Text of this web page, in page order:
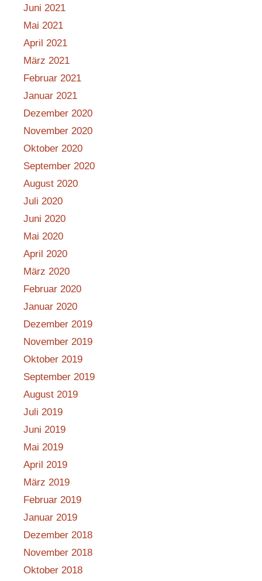
Juni 2021
Mai 2021
April 2021
März 2021
Februar 2021
Januar 2021
Dezember 2020
November 2020
Oktober 2020
September 2020
August 2020
Juli 2020
Juni 2020
Mai 2020
April 2020
März 2020
Februar 2020
Januar 2020
Dezember 2019
November 2019
Oktober 2019
September 2019
August 2019
Juli 2019
Juni 2019
Mai 2019
April 2019
März 2019
Februar 2019
Januar 2019
Dezember 2018
November 2018
Oktober 2018